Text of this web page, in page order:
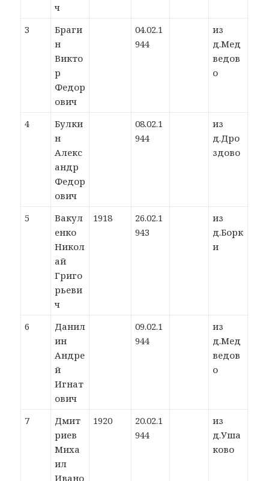
ч
3
Браги
н
Викто
р
Федор
ович
04.02.1
944
из
д.Мед
ведов
о
4
Булки
н
Алекс
андр
Федор
ович
08.02.1
944
из
д.Дро
здово
5
Вакул
енко
Никол
ай
Григо
рьеви
ч
1918
26.02.1
943
из
д.Борк
и
6
Данил
ин
Андре
й
Игнат
ович
09.02.1
944
из
д.Мед
ведов
о
7
Дмит
риев
Миха
ил
Ивано
1920
20.02.1
944
из
д.Уша
ково